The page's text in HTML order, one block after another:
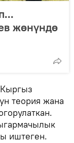
жөнүндө
теория жана
иштеген.